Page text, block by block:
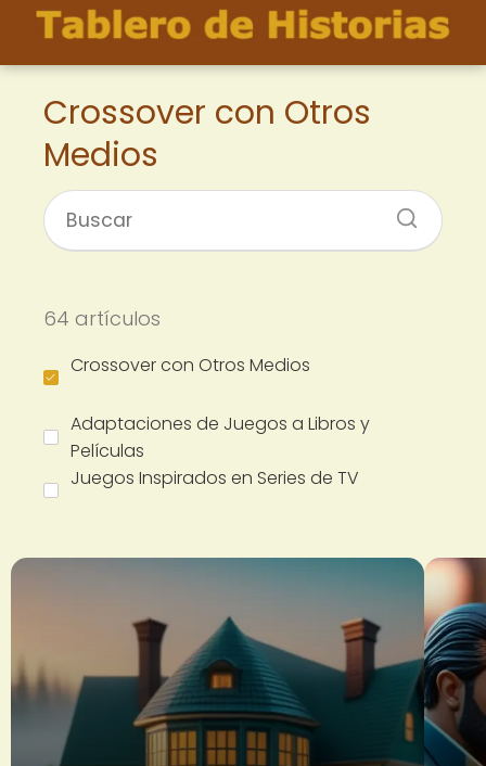
Crossover con Otros
Medios
64 artículos
Crossover con Otros Medios
Adaptaciones de Juegos a Libros y
Películas
Juegos Inspirados en Series de TV